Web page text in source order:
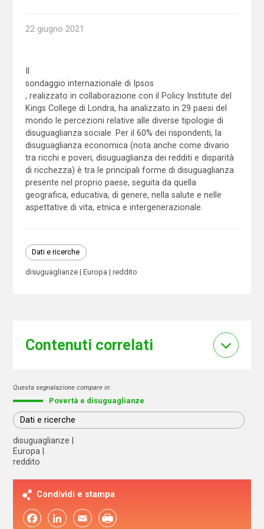
22 giugno 2021
sondaggio internazionale di Ipsos
, realizzato in collaborazione con il Policy Institute del
Kings College di Londra, ha analizzato in 29 paesi del
mondo le percezioni relative alle diverse tipologie di
disuguaglianza sociale. Per il 60% dei rispondenti, la
disuguaglianza economica (nota anche come divario
tra ricchi e poveri, disuguaglianza dei redditi e disparità
di ricchezza) è tra le principali forme di disuguaglianza
presente nel proprio paese, seguita da quella
geografica, educativa, di genere, nella salute e nelle
aspettative di vita, etnica e intergenerazionale.
Dati e ricerche
disuguaglianze Europa reddito
Contenuti correlati
Questa segnalazione compare in:
Povertà e disuguaglianze
Dati e ricerche
disuguaglianze
Europa
reddito
Condividi e stampa
FacebookLinkedIn Email